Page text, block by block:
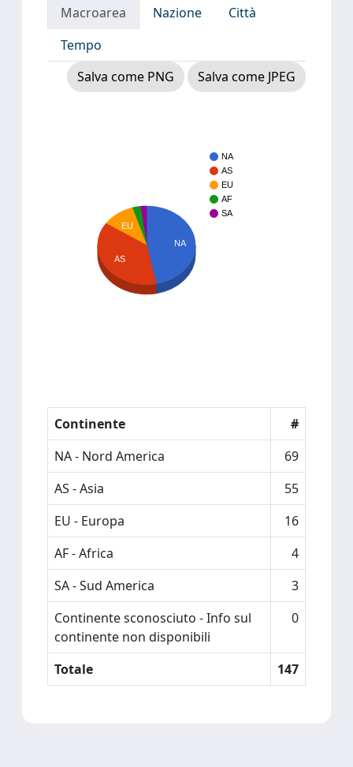
Macroarea Nazione
Città
Tempo
Salva come PNG
Salva come JPEG
NA
AS
EU
AF
SA
NA
EU
AS
Continente
#
NA - Nord America
69
AS - Asia
55
EU - Europa
16
AF - Africa
4
SA - Sud America
3
Continente sconosciuto - Info sul
continente non disponibili
0
Totale 147